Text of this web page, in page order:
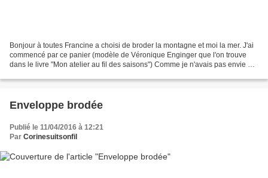
Bonjour à toutes Francine a choisi de broder la montagne et moi la mer. J'ai
commencé par ce panier (modèle de Véronique Enginger que l'on trouve
dans le livre "Mon atelier au fil des saisons") Comme je n'avais pas envie de
Enveloppe brodée
Publié le 11/04/2016 à 12:21
Par Corinesuitsonfil